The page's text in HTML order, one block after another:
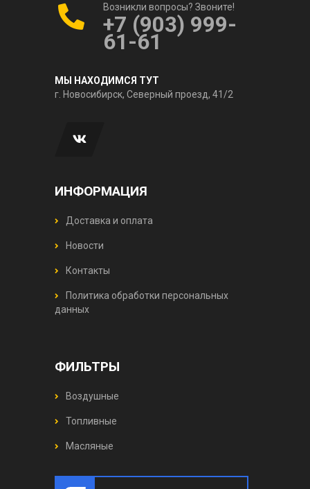
Возникли вопросы? Звоните!
+7 (903) 999-
61-61
МЫ НАХОДИМСЯ ТУТ
г. Новосибирск, Северный проезд, 41/2
ИНФОРМАЦИЯ
Доставка и оплата
Новости
Контакты
Политика обработки персональных
данных
ФИЛЬТРЫ
Воздушные
Топливные
Масляные